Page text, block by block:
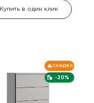
Купить в один клик
-20%
СКИДКА